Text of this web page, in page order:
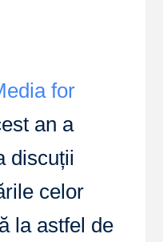
for
an a
discuții
celor
la astfel de